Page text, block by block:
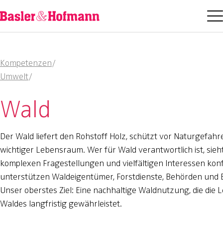
Kompetenzen/
Umwelt/
Wald
Der Wald liefert den Rohstoff Holz, schützt vor
wichtiger Lebensraum. Wer für Wald verantwortlich ist,
komplexen Fragestellungen und vielfältigen Interessen
unterstützen Waldeigentümer, Forstdienste, Behörden und
Unser oberstes Ziel: Eine nachhaltige Waldnutzung, die die
Waldes langfristig gewährleistet.